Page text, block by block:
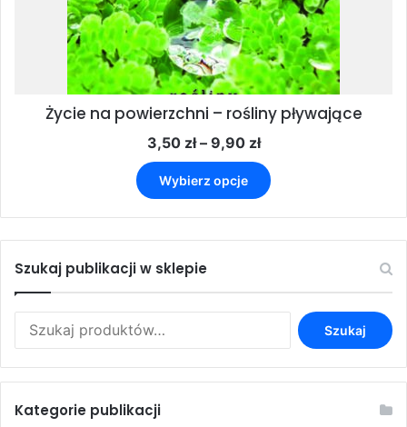
Życie na powierzchni – rośliny pływające
3,50 zł – 9,90 złZakres
cen:
od
3,50 zł
do
9,90 zł
Wybierz opcje
produkt
stronie
Szukaj publikacji w sklepie
Szukaj
Kategorie publikacji